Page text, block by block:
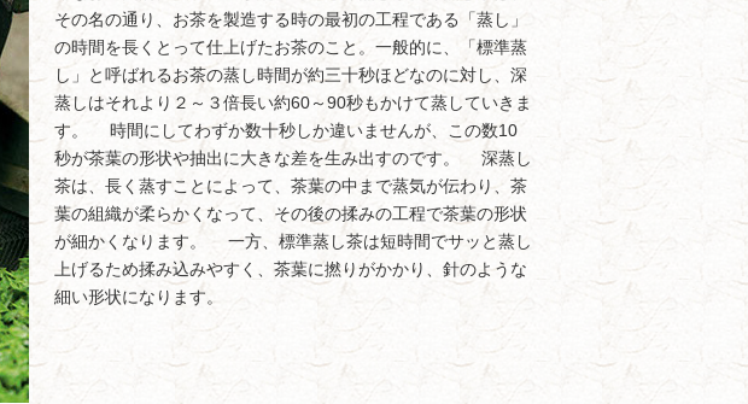
その名の通り、お茶を製造する時の最初の工程である「蒸し」
の時間を長くとって仕上げたお茶のこと。一般的に、「標準蒸
し」と呼ばれるお茶の蒸し時間が約三十秒ほどなのに対し、深
蒸しはそれより２～３倍長い約60～90秒もかけて蒸していきま
す。 時間にしてわずか数十秒しか違いませんが、この数10
秒が茶葉の形状や抽出に大きな差を生み出すのです。 深蒸し
茶は、長く蒸すことによって、茶葉の中まで蒸気が伝わり、茶
葉の組織が柔らかくなって、その後の揉みの工程で茶葉の形状
が細かくなります。 一方、標準蒸し茶は短時間でサッと蒸し
上げるため揉み込みやすく、茶葉に撚りがかかり、針のような
細い形状になります。